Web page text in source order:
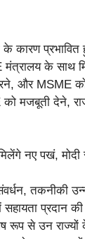
कारण प्रभावित
मंत्रालय के साथ
और MSME को
मजबूती देने,
तकनीकी
प्रदान की
रूप से उन